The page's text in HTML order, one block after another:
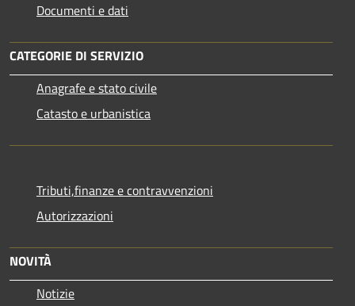
Documenti e dati
CATEGORIE DI SERVIZIO
Anagrafe e stato civile
Catasto e urbanistica
Tributi,finanze e contravvenzioni
Autorizzazioni
NOVITÀ
Notizie